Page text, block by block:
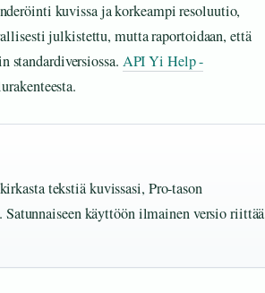
kuvissa ja korkeampi resoluutio,
julkistettu, mutta raportoidaan, että
standardiversiossa. API Yi Help -
tekstiä kuvissasi, Pro-tason
käyttöön ilmainen versio riittää